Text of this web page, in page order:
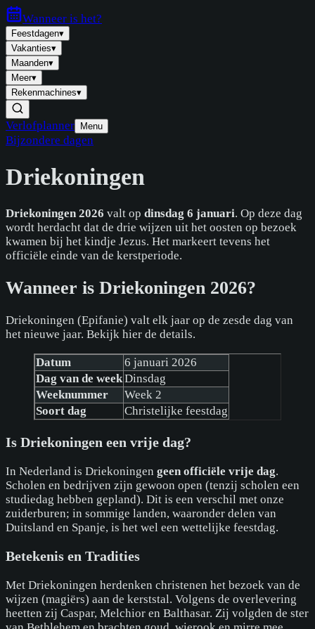
Wanneer is het?
Feestdagen▾
Vakanties▾
Maanden▾
Meer▾
Rekenmachines▾
Verlofplanner Menu
Bijzondere dagen
Driekoningen
Driekoningen 2026 valt op dinsdag 6 januari. Op deze dag
wordt herdacht dat de drie wijzen uit het oosten op bezoek
kwamen bij het kindje Jezus. Het markeert tevens het
officiële einde van de kerstperiode.
Wanneer is Driekoningen 2026?
Driekoningen (Epifanie) valt elk jaar op de zesde dag van
het nieuwe jaar. Bekijk hier de details.
Datum
6 januari 2026
Dag van de weekDinsdag
Weeknummer
Week 2
Soort dag
Christelijke feestdag
Is Driekoningen een vrije dag?
In Nederland is Driekoningen geen officiële vrije dag.
Scholen en bedrijven zijn gewoon open (tenzij scholen een
studiedag hebben gepland). Dit is een verschil met onze
zuiderburen; in sommige landen, waaronder delen van
Duitsland en Spanje, is het wel een wettelijke feestdag.
Betekenis en Tradities
Met Driekoningen herdenken christenen het bezoek van de
wijzen (magiërs) aan de kerststal. Volgens de overlevering
heetten zij Caspar, Melchior en Balthasar. Zij volgden de ster